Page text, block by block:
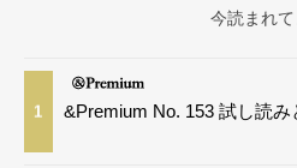
今読まれ
1 &Premium No. 153 試し読み